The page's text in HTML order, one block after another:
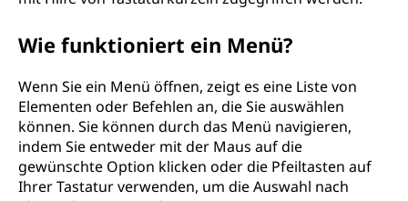
Wie funktioniert ein Menü?
Wenn Sie ein Menü öffnen, zeigt es eine Liste von
Elementen oder Befehlen an, die Sie auswählen
können. Sie können durch das Menü navigieren,
indem Sie entweder mit der Maus auf die
gewünschte Option klicken oder die Pfeiltasten auf
Ihrer Tastatur verwenden, um die Auswahl nach